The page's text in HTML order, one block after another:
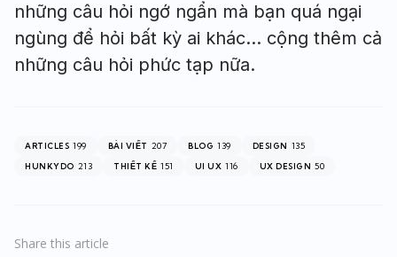
những câu hỏi ngớ ngẩn mà bạn quá ngại
ngùng để hỏi bất kỳ ai khác… cộng thêm cả
những câu hỏi phức tạp nữa.
ARTICLES 199 BÀI VIẾT 207 BLOG 139 DESIGN 135
HUNKYDO 213 THIẾT KẾ 151 UI UX 116 UX DESIGN 50
Share this article